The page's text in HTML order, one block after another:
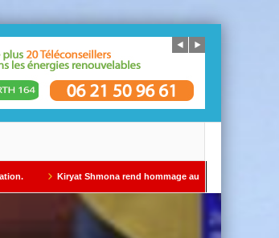
Shmona rend hommage au Dr Gil Taïeb par Alain AZRIA